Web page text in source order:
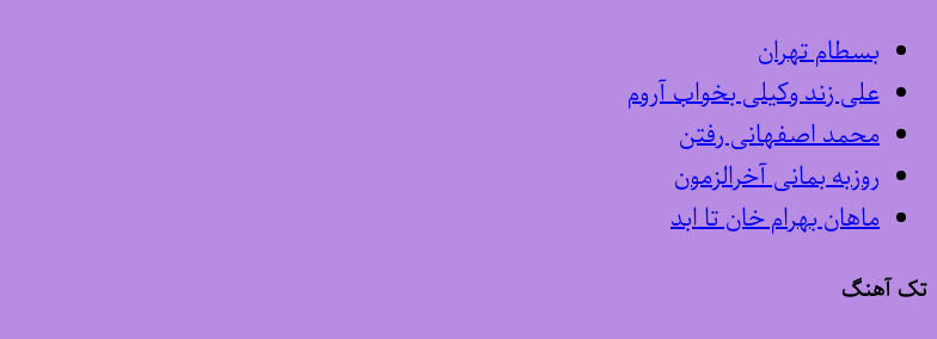
بسطام تهران
علی زند وکیلی بخواب آروم
محمد اصفهانی رفتن
روزبه بمانی آخرالزمون
ماهان بهرام خان تا ابد
تک آهنگ